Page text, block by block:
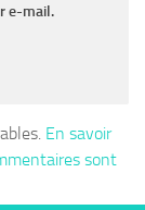
e-mail.
En savoir
sont